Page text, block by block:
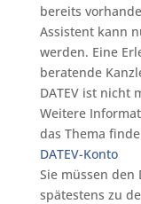
bereits
Assistent kann
werden. Eine
beratende
DATEV ist nicht
Weitere
das Thema
DATEV-Konto
Sie müssen den
spätestens zu